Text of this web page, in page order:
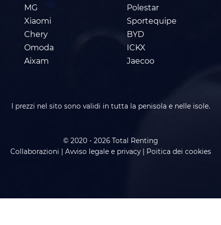
MG
Xiaomi
Chery
Omoda
Aixam
Polestar
Sportequipe
BYD
ICKX
Jaecoo
I prezzi nel sito sono validi in tutta la penisola e nelle isole.
© 2020 - 2026 Total Renting
Collaborazioni
Avviso legale e privacy| Poitica dei cookies